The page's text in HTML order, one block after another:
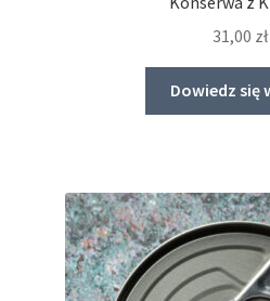
31,00 zł
Dowiedz się